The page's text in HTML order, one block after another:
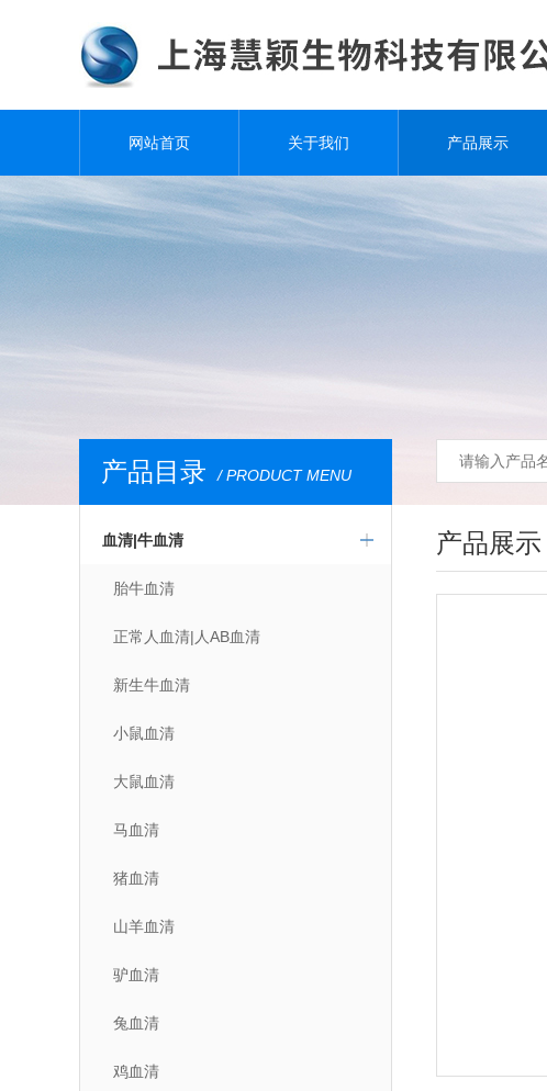
网站首页 关于我们 产品展示
产品目录 / PRODUCT MENU
血清|牛血清
胎牛血清
正常人血清|人AB血清
新生牛血清
小鼠血清
大鼠血清
马血清
猪血清
山羊血清
驴血清
兔血清
鸡血清
产品展示